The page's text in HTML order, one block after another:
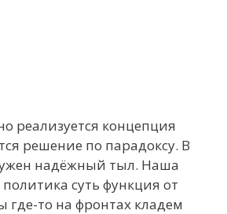
реализуется концепция
решение по парадоксу. В
надёжный тыл. Наша
суть функция от
где-то на фронтах кладем